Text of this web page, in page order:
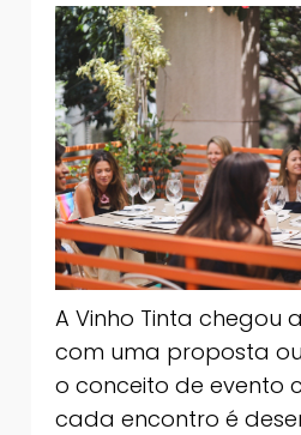
A Vinho Tinta chegou
com uma proposta
o conceito de evento
cada encontro é